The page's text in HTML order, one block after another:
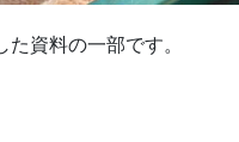
資料の一部です。